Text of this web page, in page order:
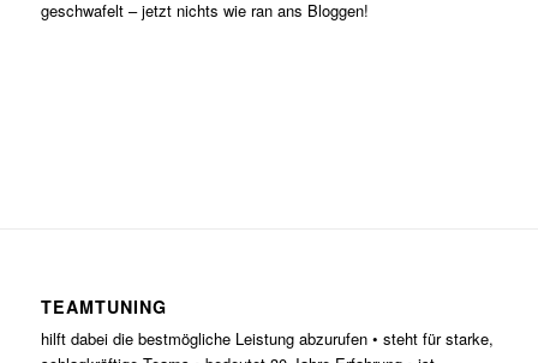
geschwafelt – jetzt nichts wie ran ans Bloggen!
TEAMTUNING
hilft dabei die bestmögliche Leistung abzurufen • steht für starke,